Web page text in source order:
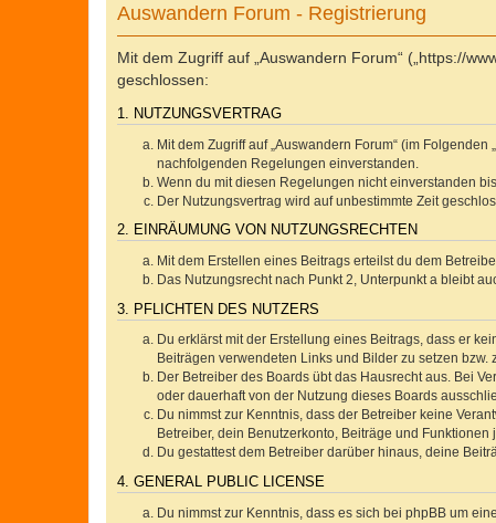
Auswandern Forum - Registrierung
Mit dem Zugriff auf „Auswandern Forum“ („https://
geschlossen:
1. NUTZUNGSVERTRAG
Mit dem Zugriff auf „Auswandern Forum“ (im
nachfolgenden Regelungen einverstanden.
Wenn du mit diesen Regelungen nicht einverstanden
Der Nutzungsvertrag wird auf unbestimmte Zeit
2. EINRÄUMUNG VON NUTZUNGSRECHTEN
Mit dem Erstellen eines Beitrags erteilst du dem
Das Nutzungsrecht nach Punkt 2, Unterpunkt a bleibt
3. PFLICHTEN DES NUTZERS
Du erklärst mit der Erstellung eines Beitrags, dass er
Beiträgen verwendeten Links und Bilder zu setzen bzw.
Der Betreiber des Boards übt das Hausrecht aus. Bei
oder dauerhaft von der Nutzung dieses Boards
Du nimmst zur Kenntnis, dass der Betreiber keine
Betreiber, dein Benutzerkonto, Beiträge und
Du gestattest dem Betreiber darüber hinaus, deine
4. GENERAL PUBLIC LICENSE
Du nimmst zur Kenntnis, dass es sich bei phpBB um eine